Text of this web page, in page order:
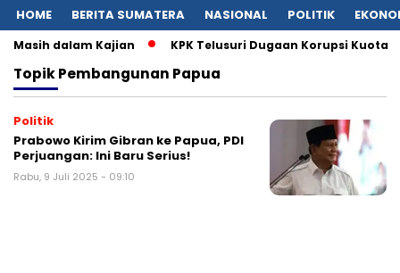
HOME BERITA SUMATERA NASIONAL POLITIK
Masih dalam Kajian KPK Telusuri Dugaan Korupsi Kuota
TopikPembangunan Papua
Politik
Prabowo Kirim Gibran ke Papua, PDI
Perjuangan: Ini Baru Serius!
Rabu, 9 Juli 2025 - 09:10